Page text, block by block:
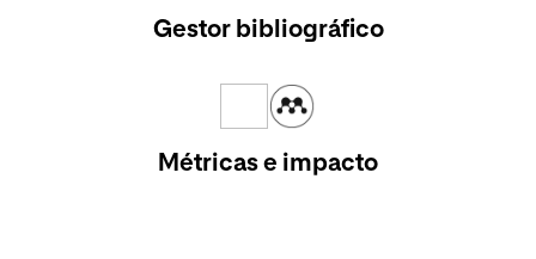
Gestor bibliográfico
Métricas e impacto